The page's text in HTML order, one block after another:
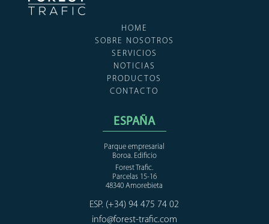
HOME
SOBRE NOSOTROS
SERVICIOS
NOTICIAS
PRODUCTOS
CONTACTO
ESPAÑA
Parque empresarial
Boroa. Edificio
Forest Trafic.
Parcelas 15-16
48340 Amorebieta
ESP. (+34) 94 475 74 02
info@forest-trafic.com